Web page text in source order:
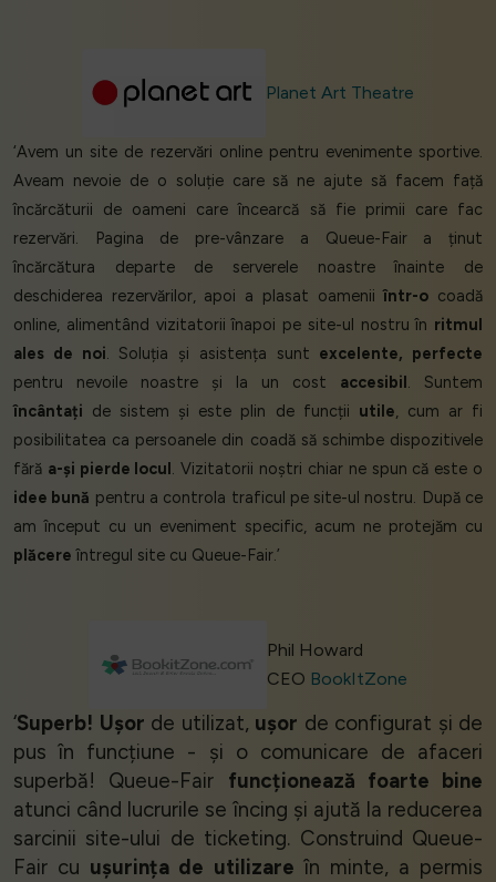
Planet Art Theatre
‘Avem un site de rezervări online pentru evenimente sportive.
Aveam nevoie de o soluție care să ne ajute să facem față
încărcăturii de oameni care încearcă să fie primii care fac
rezervări. Pagina de pre-vânzare a Queue-Fair a ținut
încărcătura departe de serverele noastre înainte de
deschiderea rezervărilor, apoi a plasat oameniiîntr-o coadă
online, alimentând vizitatorii înapoi pe site-ul nostru în ritmul
ales de noi. Soluția și asistența sunt excelente, perfecte
pentru nevoile noastre și la un cost accesibil. Suntem
încântați de sistem și este plin de funcții utile, cum ar fi
posibilitatea ca persoanele din coadă să schimbe dispozitivele
fără a-și pierde locul. Vizitatorii noștri chiar ne spun că este o
idee bună pentru a controla traficul pe site-ul nostru. După ce
am început cu un eveniment specific, acum ne protejăm cu
plăcere întregul site cu Queue-Fair.’
Phil Howard
CEO BookItZone
‘Superb! Ușor de utilizat, ușor de configurat și de
pus în funcțiune - și o comunicare de afaceri
superbă! Queue-Fair funcționează foarte bine
atunci când lucrurile se încing și ajută la reducerea
sarcinii site-ului de ticketing. Construind Queue-
Fair cu ușurința de utilizare în minte, a permis